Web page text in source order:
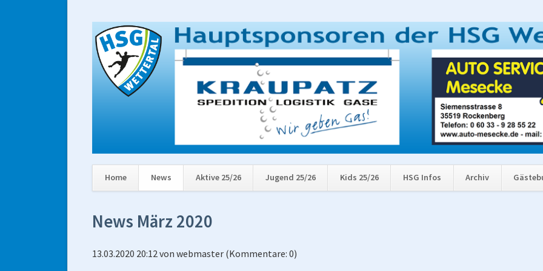
Home News Aktive 25/26 Jugend 25/26 Kids 25/26 HSG Infos Archiv
News März 2020
13.03.2020 20:12 von webmaster (Kommentare: 0)